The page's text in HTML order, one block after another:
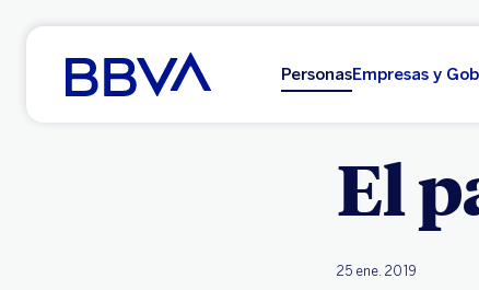
Ir al contenido principal
PersonasEmpresas y
El
25 ene. 2019